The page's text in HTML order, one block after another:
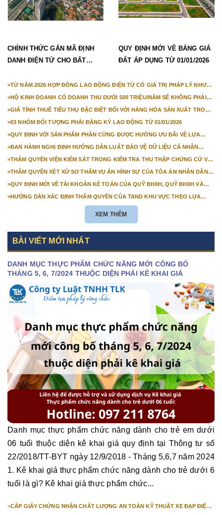
CHÍNH THỨC GẮN MÃ ĐỊNH
DANH ĐIỆN TỬ CHO BẤT
QUY ĐỊNH MỚI VỀ BẢNG GIÁ
ĐẤT ÁP DỤNG TỪ 01/01/2026
>TỪ NĂM 2026 HỢP ĐỒNG LAO ĐỘNG ĐIỆN TỬ CÓ GIÁ TRỊ PHÁP LÝ NHƯ
>HỘ KINH DOANH CÓ DOANH THU DƯỚI 500 TRIỆU/NĂM SẼ KHÔNG PHẢI
>GIÁ TÍNH THUẾ TIÊU THỤ ĐẶC BIỆT ĐỐI VỚI HÀNG HÓA SẢN XUẤT TRONG
>03 NHÓM ĐỐI TƯỢNG PHẢI ĐĂNG KÝ LAO ĐỘNG TỪ 01/01/2026
>QUY ĐỊNH VỚI SẢN PHẨM PHẦN CỨNG ĐƯỢC HƯỞNG ƯU ĐÃI VỀ LỰA
>BAN HÀNH NGHỊ ĐỊNH HƯỚNG DẪN LUẬT BẢO VỆ DỮ LIỆU CÁ NHÂN
>THẨM QUYỀN VIỆN KIỂM SÁT TRONG KIỂM TRA THU THẬP CHỨNG CỨ VỤ
>THẨM QUYỀN XÉT XỬ SƠ THẨM VỤ ÁN HÌNH SỰ CỦA TÒA ÁN NHÂN DÂN
>QUY ĐỊNH MỚI VỀ TÀI KHOẢN KẾ TOÁN CỦA QUỸ BHXH, QUỸ BHXH VÀ
>HƯỚNG DẪN XÁC ĐỊNH THẨM QUYỀN CỦA TAND KHU VỰC THEO LỰA
XEM THÊM
BÀI VIẾT MỚI NHẤT
DANH MỤC THỰC PHẨM CHỨC NĂNG MỚI CÔNG BỐ
THÁNG 5, 6, 7/2024 THUỘC DIỆN PHẢI KÊ KHAI GIÁ
Danh mục thực phẩm chức năng dành cho trẻ em dưới
06 tuổi thuộc diện kê khai giá quy định tại Thông tư số
22/2018/TT-BYT ngày 12/9/2018 - Tháng 5,6,7 năm 2024
1. Kê khai giá thực phẩm chức năng dành cho trẻ dưới 6
tuổi là gì? Kê khai giá thực phẩm chức...
>CẤP GIẤY CHỨNG NHẬN CHẤT LƯỢNG AN TOÀN KỸ THUẬT XE ĐẠP ĐIỆN